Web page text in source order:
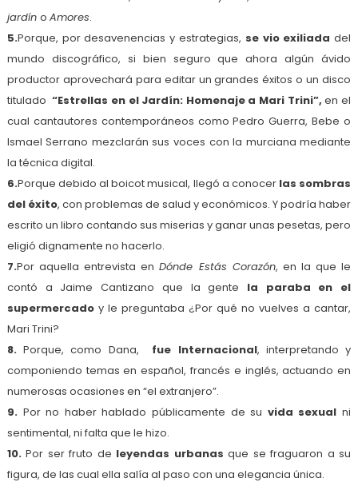
jardín o Amores.
5.Porque, por desavenencias y estrategias, se vio exiliada del
mundo discográfico, si bien seguro que ahora algún ávido
productor aprovechará para editar un grandes éxitos o un disco
titulado“Estrellas en el Jardín: Homenaje a Mari Trini”, en el
cual cantautores contemporáneos como Pedro Guerra, Bebe o
Ismael Serrano mezclarán sus voces con la murciana mediante
la técnica digital.
6.Porque debido al boicot musical, llegó a conocer las sombras
del éxito, con problemas de salud y económicos. Y podría haber
escrito un libro contando sus miserias y ganar unas pesetas, pero
eligió dignamente no hacerlo.
7.Por aquella entrevista enDónde Estás Corazón, en la que le
contó a Jaime Cantizano que la gente la paraba en el
supermercadoy le preguntaba ¿Por qué no vuelves a cantar,
Mari Trini?
8.Porque, como Dana, fue Internacional, interpretando y
componiendo temas en español, francés e inglés, actuando en
numerosas ocasiones en “el extranjero”.
9. Por no haber hablado públicamente de su vida sexual ni
sentimental, ni falta que le hizo.
10.Por ser fruto de leyendas urbanas que se fraguaron a su
figura, de las cual ella salía al paso con una elegancia única.